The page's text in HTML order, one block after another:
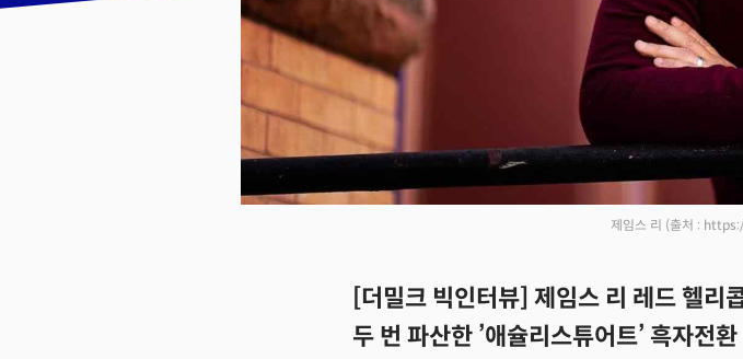
제임스 리 (출처 :
[더밀크 빅인터뷰] 제임스 리 레드 헬리
두 번 파산한 ’애슐리스튜어트’ 흑자전환